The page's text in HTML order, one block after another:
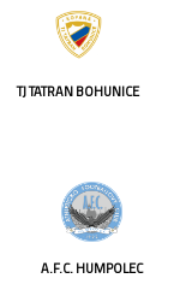
TJ TATRAN BOHUNICE
A.F.C. HUMPOLEC